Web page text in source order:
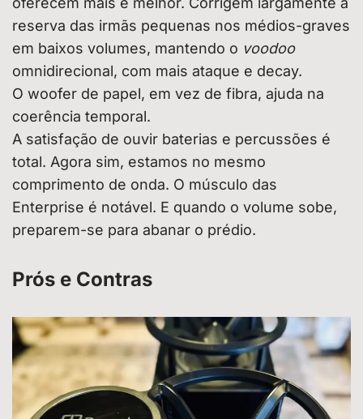
reserva das irmãs pequenas nos médios-graves
em baixos volumes, mantendo o voodoo
omnidirecional, com mais ataque e decay.
O woofer de papel, em vez de fibra, ajuda na
coerência temporal.
A satisfação de ouvir baterias e percussões é
total. Agora sim, estamos no mesmo
comprimento de onda. O músculo das
Enterprise é notável. E quando o volume sobe,
preparem-se para abanar o prédio.
Prós e Contras